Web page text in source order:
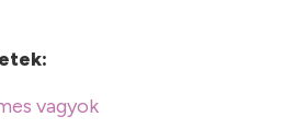
vagyok